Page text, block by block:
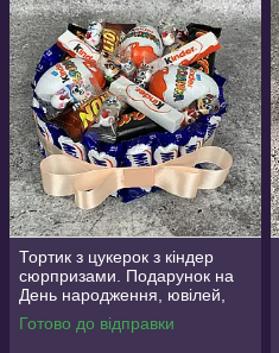
Тортик з цукерок з кіндер
сюрпризами. Подарунок на
День народження, ювілей,
Новий рік
Готово до відправки